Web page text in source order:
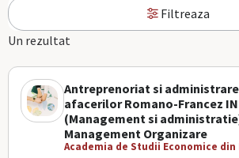
Filtreaza
Un rezultat
Antreprenoriat si
afacerilor Romano-Francez
(Management si
Management Organizare
Academia de Studii Economice din